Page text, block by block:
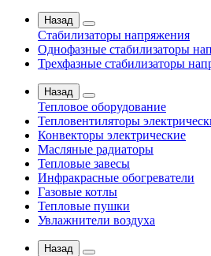
Назад
Стабилизаторы напряжения
Однофазные стабилизаторы
Трехфазные стабилизаторы
Назад
Тепловое оборудование
Тепловентиляторы
Конвекторы электрические
Масляные радиаторы
Тепловые завесы
Инфракрасные обогреватели
Газовые котлы
Тепловые пушки
Увлажнители воздуха
Назад